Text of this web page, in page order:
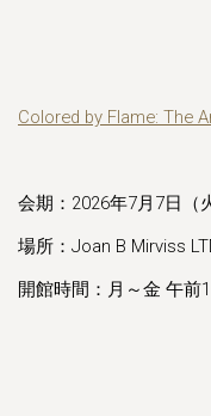
Colored by Flame: The
会期：2026年7月7日（
場所：Joan B Mirviss
開館時間：月～金 午前